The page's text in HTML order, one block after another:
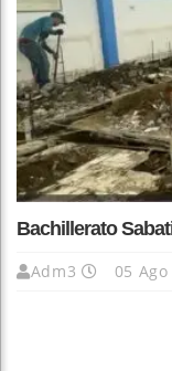
Bachillerato
Adm3 05